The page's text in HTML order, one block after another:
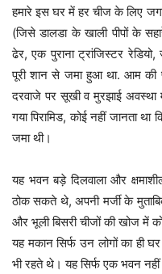
हमारे इस घर में हर चीज के लिए
(जिसे डालडा के खाली पीपों के
ढेर, एक पुराना ट्रांजिस्टर
पूरी शान से जमा हुआ था. आम की
दरवाजे पर सूखी व मुरझाई अवस्था
गया पिरामिड, कोई नहीं जानता
जमा थी।
यह भवन बड़े दिलवाला और
ठोक सकते थे, अपनी मर्जी के
और भूली बिसरी चीजों की खोज में
यह मकान सिर्फ उन लोगों का ही
भी रहते थे। यह सिर्फ एक भवन